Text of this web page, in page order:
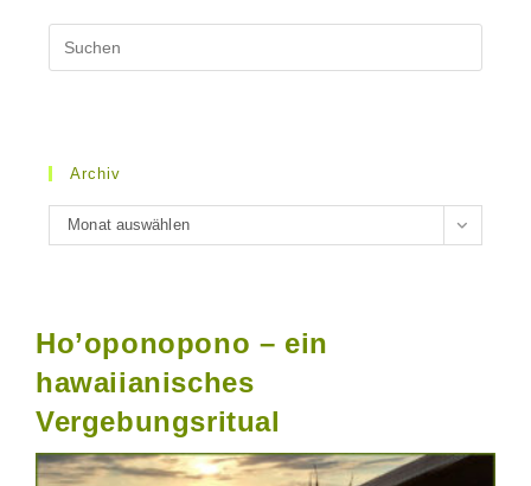
Archiv
Archiv
Monat auswählen
Ho’oponopono – ein
hawaiianisches
Vergebungsritual